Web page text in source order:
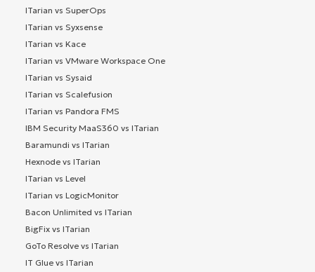
ITarian vs SuperOps
ITarian vs Syxsense
ITarian vs Kace
ITarian vs VMware Workspace One
ITarian vs Sysaid
ITarian vs Scalefusion
ITarian vs Pandora FMS
IBM Security MaaS360 vs ITarian
Baramundi vs ITarian
Hexnode vs ITarian
ITarian vs Level
ITarian vs LogicMonitor
Bacon Unlimited vs ITarian
BigFix vs ITarian
GoTo Resolve vs ITarian
IT Glue vs ITarian